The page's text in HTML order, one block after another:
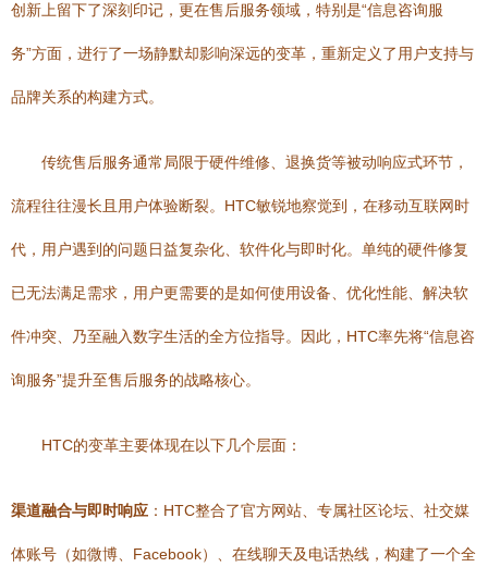
创新上留下了深刻印记，更在售后服务领域，特别是“信息咨询服
务”方面，进行了一场静默却影响深远的变革，重新定义了用户支持与
品牌关系的构建方式。
传统售后服务通常局限于硬件维修、退换货等被动响应式环节，
流程往往漫长且用户体验断裂。HTC敏锐地察觉到，在移动互联网时
代，用户遇到的问题日益复杂化、软件化与即时化。单纯的硬件修复
已无法满足需求，用户更需要的是如何使用设备、优化性能、解决软
件冲突、乃至融入数字生活的全方位指导。因此，HTC率先将“信息咨
询服务”提升至售后服务的战略核心。
HTC的变革主要体现在以下几个层面：
渠道融合与即时响应 ：HTC整合了官方网站、专属社区论坛、社交媒
体账号（如微博、Facebook）、在线聊天及电话热线，构建了一个全